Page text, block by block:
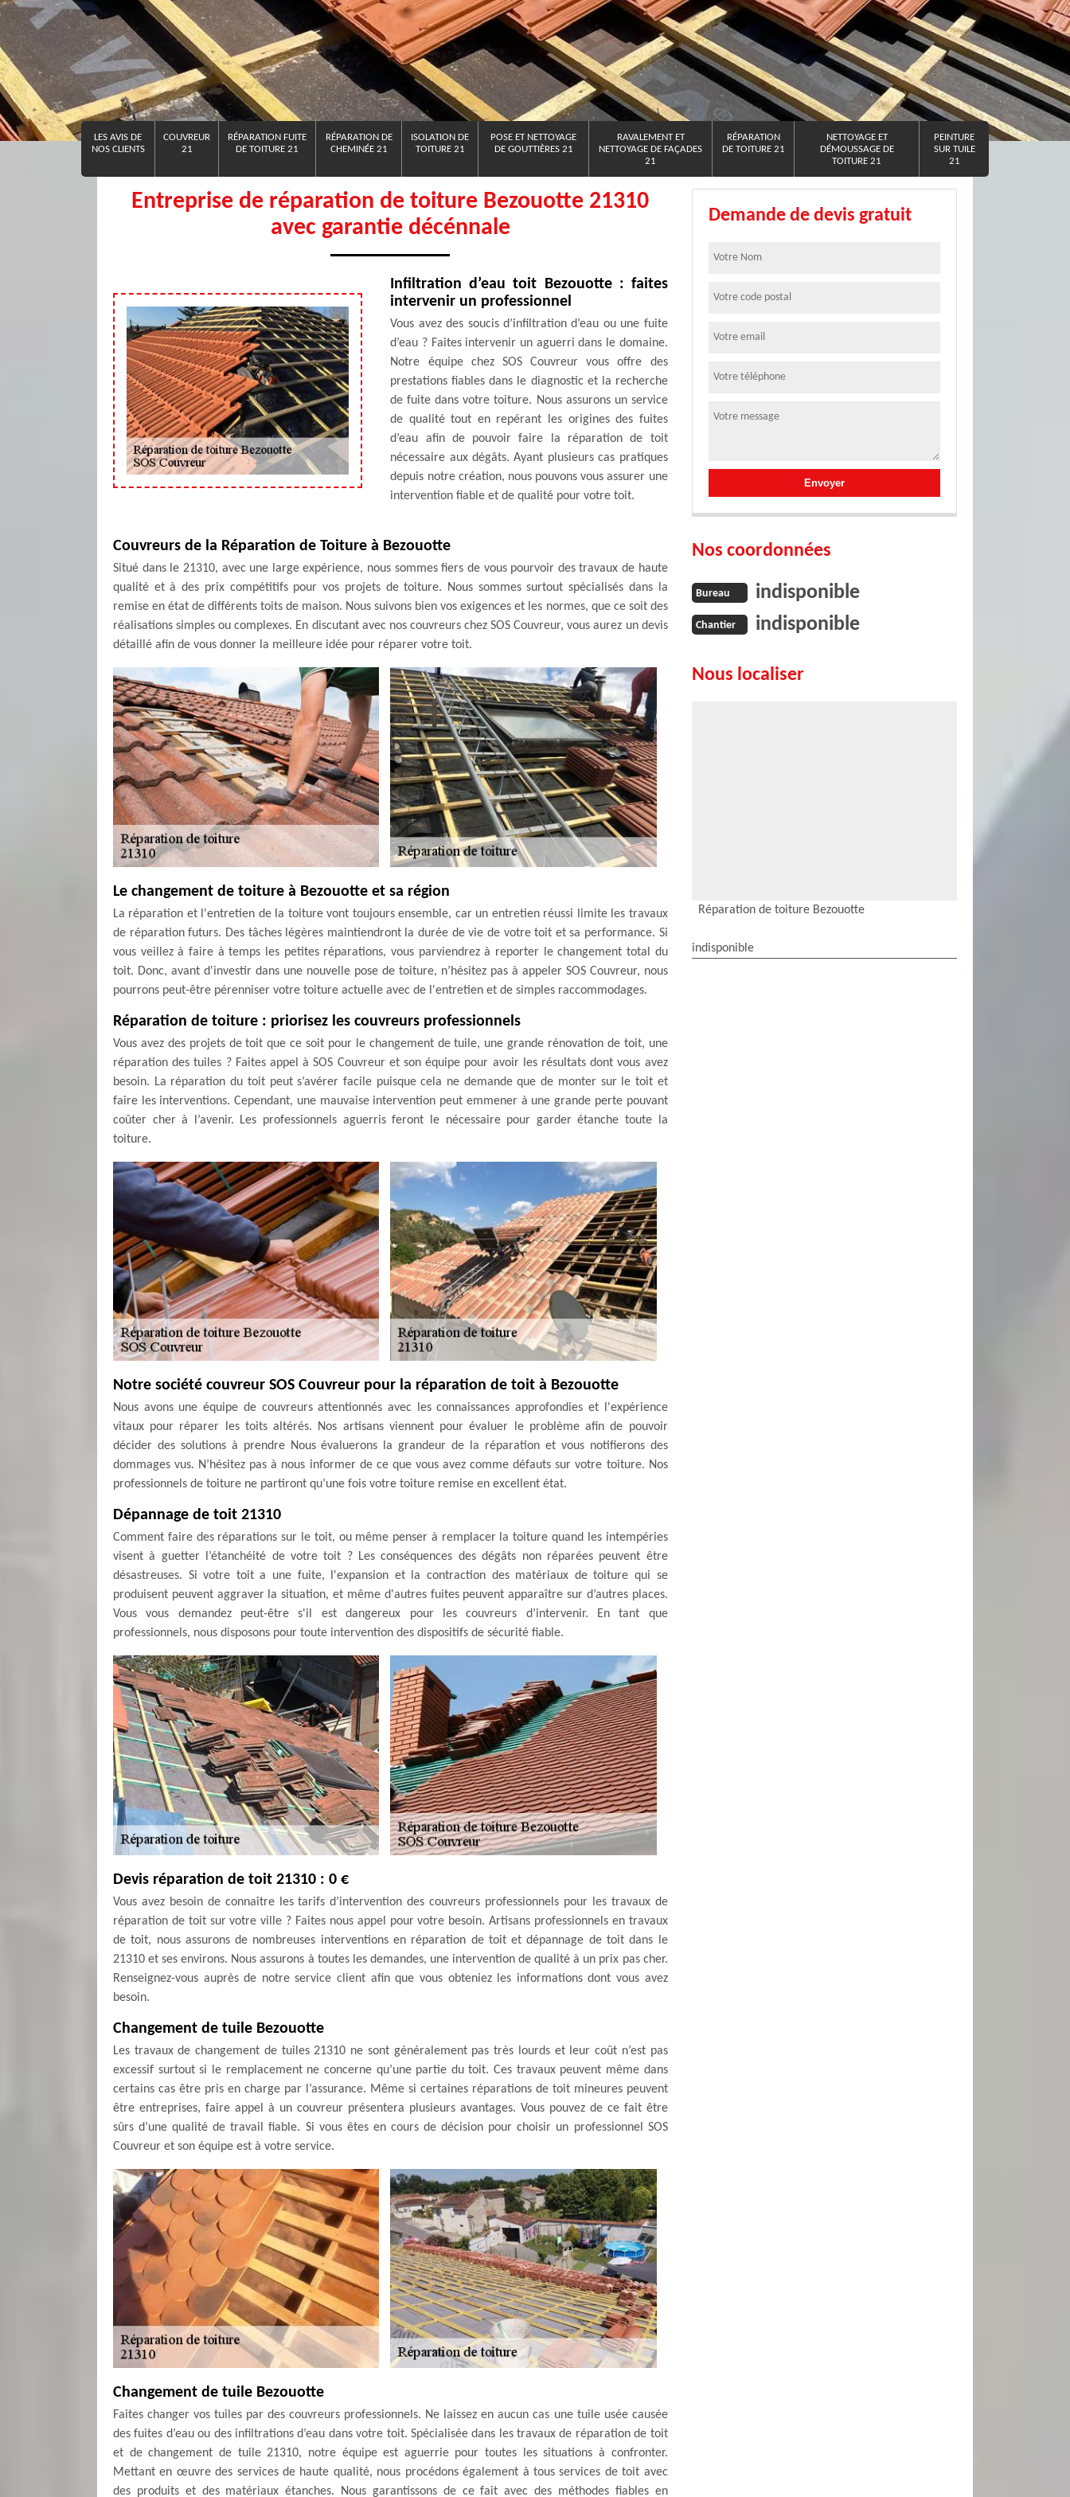
LES AVIS DE
NOS CLIENTS
COUVREUR
21
RÉPARATION FUITE
DE TOITURE 21
RÉPARATION DE
CHEMINÉE 21
ISOLATION DE
TOITURE 21
POSE ET NETTOYAGE
DE GOUTTIÈRES 21
RAVALEMENT ET
NETTOYAGE DE FAÇADES
21
RÉPARATION
DE TOITURE 21
NETTOYAGE ET
DÉMOUSSAGE DE
TOITURE 21
PEINTURE
SUR TUILE
21
Entreprise de réparation de toiture Bezouotte 21310
avec garantie décénnale
Infiltration d’eau toit Bezouotte : faites
intervenir un professionnel
Vous avez des soucis d’infiltration d’eau ou une fuite
d’eau ? Faites intervenir un aguerri dans le domaine.
Notre équipe chez SOS Couvreur vous offre des
prestations fiables dans le diagnostic et la recherche
de fuite dans votre toiture. Nous assurons un service
de qualité tout en repérant les origines des fuites
d’eau afin de pouvoir faire la réparation de toit
nécessaire aux dégâts. Ayant plusieurs cas pratiques
depuis notre création, nous pouvons vous assurer une
intervention fiable et de qualité pour votre toit.
Couvreurs de la Réparation de Toiture à Bezouotte
Situé dans le 21310, avec une large expérience, nous sommes fiers de vous pourvoir des travaux de haute
qualité et à des prix compétitifs pour vos projets de toiture. Nous sommes surtout spécialisés dans la
remise en état de différents toits de maison. Nous suivons bien vos exigences et les normes, que ce soit des
réalisations simples ou complexes. En discutant avec nos couvreurs chez SOS Couvreur, vous aurez un devis
détaillé afin de vous donner la meilleure idée pour réparer votre toit.
Le changement de toiture à Bezouotte et sa région
La réparation et l'entretien de la toiture vont toujours ensemble, car un entretien réussi limite les travaux
de réparation futurs. Des tâches légères maintiendront la durée de vie de votre toit et sa performance. Si
vous veillez à faire à temps les petites réparations, vous parviendrez à reporter le changement total du
toit. Donc, avant d'investir dans une nouvelle pose de toiture, n’hésitez pas à appeler SOS Couvreur, nous
pourrons peut-être pérenniser votre toiture actuelle avec de l'entretien et de simples raccommodages.
Réparation de toiture : priorisez les couvreurs professionnels
Vous avez des projets de toit que ce soit pour le changement de tuile, une grande rénovation de toit, une
réparation des tuiles ? Faites appel à SOS Couvreur et son équipe pour avoir les résultats dont vous avez
besoin. La réparation du toit peut s’avérer facile puisque cela ne demande que de monter sur le toit et
faire les interventions. Cependant, une mauvaise intervention peut emmener à une grande perte pouvant
coûter cher à l’avenir. Les professionnels aguerris feront le nécessaire pour garder étanche toute la
toiture.
Notre société couvreur SOS Couvreur pour la réparation de toit à Bezouotte
Nous avons une équipe de couvreurs attentionnés avec les connaissances approfondies et l'expérience
vitaux pour réparer les toits altérés. Nos artisans viennent pour évaluer le problème afin de pouvoir
décider des solutions à prendre Nous évaluerons la grandeur de la réparation et vous notifierons des
dommages vus. N’hésitez pas à nous informer de ce que vous avez comme défauts sur votre toiture. Nos
professionnels de toiture ne partiront qu’une fois votre toiture remise en excellent état.
Dépannage de toit 21310
Comment faire des réparations sur le toit, ou même penser à remplacer la toiture quand les intempéries
visent à guetter l’étanchéité de votre toit ? Les conséquences des dégâts non réparées peuvent être
désastreuses. Si votre toit a une fuite, l'expansion et la contraction des matériaux de toiture qui se
produisent peuvent aggraver la situation, et même d'autres fuites peuvent apparaître sur d’autres places.
Vous vous demandez peut-être s'il est dangereux pour les couvreurs d’intervenir. En tant que
professionnels, nous disposons pour toute intervention des dispositifs de sécurité fiable.
Devis réparation de toit 21310 : 0 €
Vous avez besoin de connaître les tarifs d’intervention des couvreurs professionnels pour les travaux de
réparation de toit sur votre ville ? Faites nous appel pour votre besoin. Artisans professionnels en travaux
de toit, nous assurons de nombreuses interventions en réparation de toit et dépannage de toit dans le
21310 et ses environs. Nous assurons à toutes les demandes, une intervention de qualité à un prix pas cher.
Renseignez-vous auprès de notre service client afin que vous obteniez les informations dont vous avez
besoin.
Changement de tuile Bezouotte
Les travaux de changement de tuiles 21310 ne sont généralement pas très lourds et leur coût n’est pas
excessif surtout si le remplacement ne concerne qu’une partie du toit. Ces travaux peuvent même dans
certains cas être pris en charge par l’assurance. Même si certaines réparations de toit mineures peuvent
être entreprises, faire appel à un couvreur présentera plusieurs avantages. Vous pouvez de ce fait être
sûrs d’une qualité de travail fiable. Si vous êtes en cours de décision pour choisir un professionnel SOS
Couvreur et son équipe est à votre service.
Changement de tuile Bezouotte
Faites changer vos tuiles par des couvreurs professionnels. Ne laissez en aucun cas une tuile usée causée
des fuites d’eau ou des infiltrations d’eau dans votre toit. Spécialisée dans les travaux de réparation de toit
et de changement de tuile 21310, notre équipe est aguerrie pour toutes les situations à confronter.
Mettant en œuvre des services de haute qualité, nous procédons également à tous services de toit avec
des produits et des matériaux étanches. Nous garantissons de ce fait avec des méthodes fiables en
Demande de devis gratuit
Nos coordonnées
Bureau indisponible
Chantier indisponible
Nous localiser
Réparation de toiture Bezouotte
indisponible